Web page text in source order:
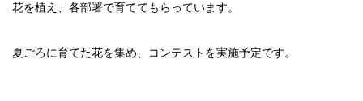
花を植え、各部署で育ててもらっています。
夏ごろに育てた花を集め、コンテストを実施予定です。